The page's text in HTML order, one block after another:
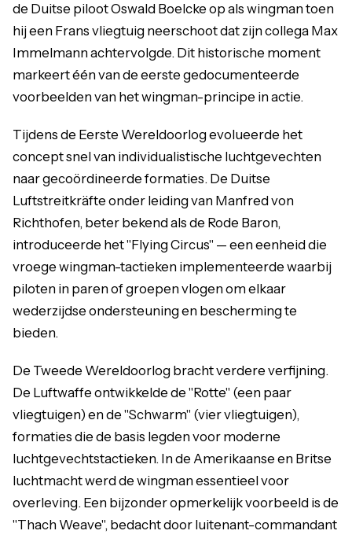
de Duitse piloot Oswald Boelcke op als wingman toen
hij een Frans vliegtuig neerschoot dat zijn collega Max
Immelmann achtervolgde. Dit historische moment
markeert één van de eerste gedocumenteerde
voorbeelden van het wingman-principe in actie.
Tijdens de Eerste Wereldoorlog evolueerde het
concept snel van individualistische luchtgevechten
naar gecoördineerde formaties. De Duitse
Luftstreitkräfte onder leiding van Manfred von
Richthofen, beter bekend als de Rode Baron,
introduceerde het "Flying Circus" — een eenheid die
vroege wingman-tactieken implementeerde waarbij
piloten in paren of groepen vlogen om elkaar
wederzijdse ondersteuning en bescherming te
bieden.
De Tweede Wereldoorlog bracht verdere verfijning.
De Luftwaffe ontwikkelde de "Rotte" (een paar
vliegtuigen) en de "Schwarm" (vier vliegtuigen),
formaties die de basis legden voor moderne
luchtgevechtstactieken. In de Amerikaanse en Britse
luchtmacht werd de wingman essentieel voor
overleving. Een bijzonder opmerkelijk voorbeeld is de
"Thach Weave", bedacht door luitenant-commandant